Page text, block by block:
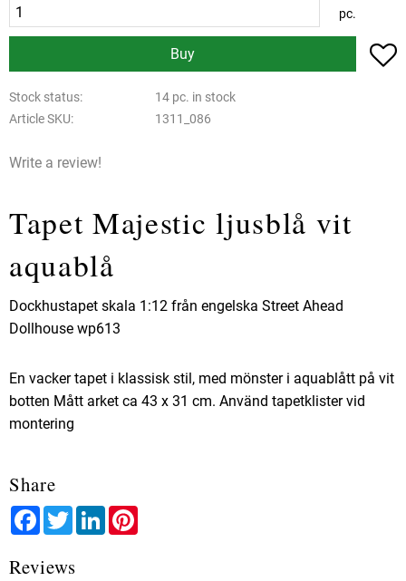
pc.
Buy
Stock status
14 pc. in stock
Article SKU
1311_086
Write a review!
Tapet Majestic ljusblå vit
aquablå
Dockhustapet skala 1:12 från engelska Street Ahead
Dollhouse wp613
En vacker tapet i klassisk stil, med mönster i aquablått på vit
botten Mått arket ca 43 x 31 cm. Använd tapetklister vid
montering
Share
FacebookTwitterLinkedIn
Reviews